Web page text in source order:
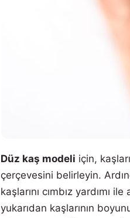
Düz kaş modeli için,
çerçevesini belirleyin.
kaşlarını cımbız yardımı
yukarıdan kaşlarının